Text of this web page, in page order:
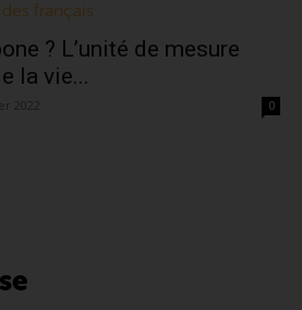
? L’unité de mesure
la vie...
0